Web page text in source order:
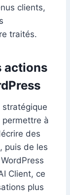
clients,
traités.
actions
stratégique
permettre à
des
puis de les
Client, ce
plus